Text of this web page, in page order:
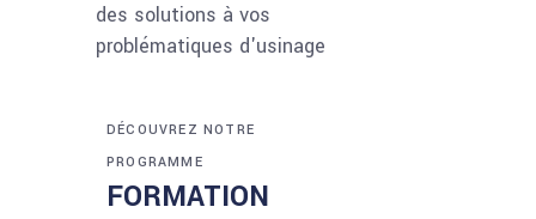
des solutions à vos
problématiques d'usinage
DÉCOUVREZ NOTRE
PROGRAMME
FORMATION